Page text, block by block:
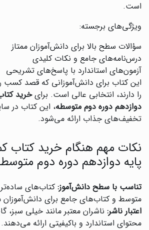
است.
ویژگی‌های برجسته:
سؤالات سطح بالا برای دانش‌آموزان ممتاز
درس‌نامه‌های جامع و نکات کلیدی
آزمون‌های استاندارد با پاسخ‌های تشریحی
این کتاب برای دانش‌آموزانی که قصد کسب
را دارند، انتخابی عالی است. برایخرید
دوازدهم دوره دوم متوسطه، این کتاب در
تخفیف‌های جذاب ارائه می‌شود.
نکات مهم هنگام خرید
پایه دوازدهم دوره دوم
تناسب با سطح دانش‌آموز: کتاب‌های
متوسط و کتاب‌های جامع برای
اعتبار ناشر: ناشران معتبر مانند خیلی سبز،
محتوای استاندارد و باکیفیتی ارائه می‌دهند.